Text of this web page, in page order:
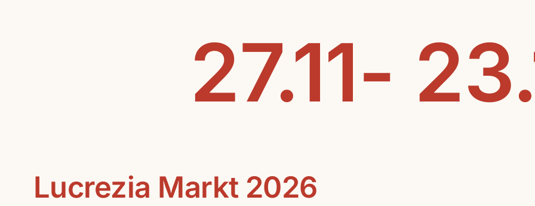
27.11-
Lucrezia Markt 2026